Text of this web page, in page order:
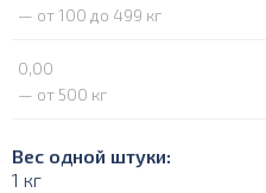
— от 100 до 499 кг
0,00
— от 500 кг
Вес одной штуки:
1 кг